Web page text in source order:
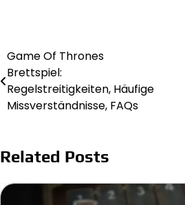
navigation
Game Of Thrones
Brettspiel:
Regelstreitigkeiten, Häufige
Missverständnisse, FAQs
Related Posts